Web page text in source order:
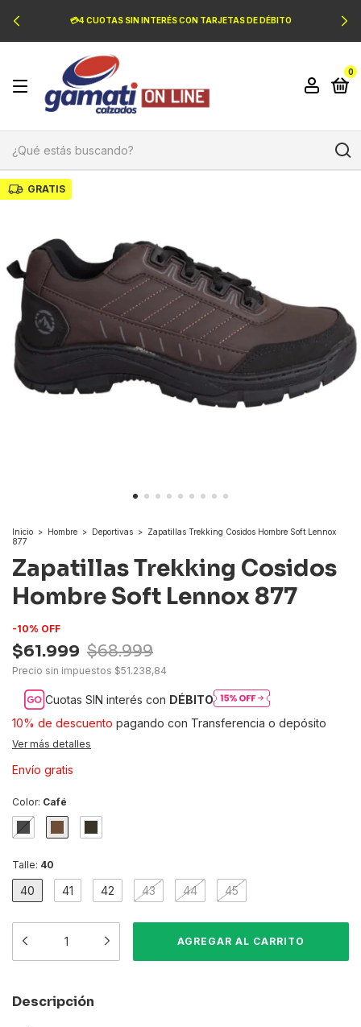
💳4 CUOTAS SIN INTERÉS CON TARJETAS DE DÉBITO
0
GRATIS
Inicio > Hombre > Deportivas > Zapatillas Trekking Cosidos Hombre Soft Lennox
877
Zapatillas Trekking Cosidos
Hombre Soft Lennox 877
-10% OFF
$61.999 $68.999
Precio sin impuestos $51.238,84
Cuotas SIN interés con DÉBITO
10% de descuento pagando con Transferencia o depósito
Ver más detalles
Envío gratis
Color: Café
Talle: 40
40 41 42 43 44 45
Descripción